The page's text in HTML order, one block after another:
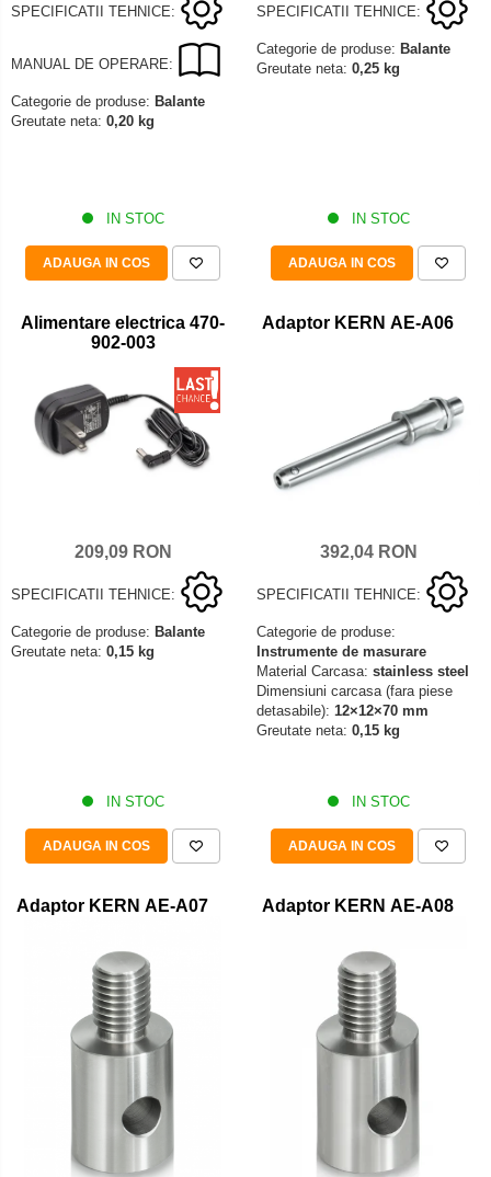
SPECIFICATII TEHNICE:
MANUAL DE OPERARE:
Categorie de produse: Balante
Greutate neta: 0,20 kg
IN STOC
ADAUGA IN COS
SPECIFICATII TEHNICE:
Categorie de produse: Balante
Greutate neta: 0,25 kg
IN STOC
ADAUGA IN COS
Alimentare electrica 470-
902-003
209,09 RON
SPECIFICATII TEHNICE:
Categorie de produse: Balante
Greutate neta: 0,15 kg
IN STOC
ADAUGA IN COS
Adaptor KERN AE-A06
392,04 RON
SPECIFICATII TEHNICE:
Categorie de produse:
Instrumente de masurare
Material Carcasa: stainless steel
Dimensiuni carcasa (fara piese
detasabile): 12×12×70 mm
Greutate neta: 0,15 kg
IN STOC
ADAUGA IN COS
Adaptor KERN AE-A07 Adaptor KERN AE-A08